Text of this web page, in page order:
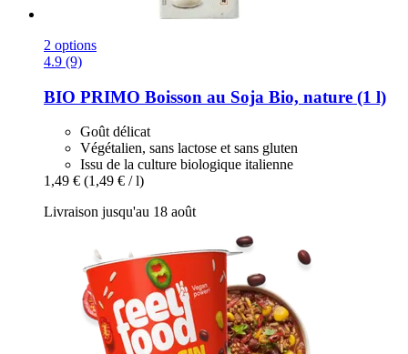
2 options
4.9 (9)
BIO PRIMO Boisson au Soja Bio, nature (1 l)
Goût délicat
Végétalien, sans lactose et sans gluten
Issu de la culture biologique italienne
1,49 € (1,49 € / l)
Livraison jusqu'au 18 août